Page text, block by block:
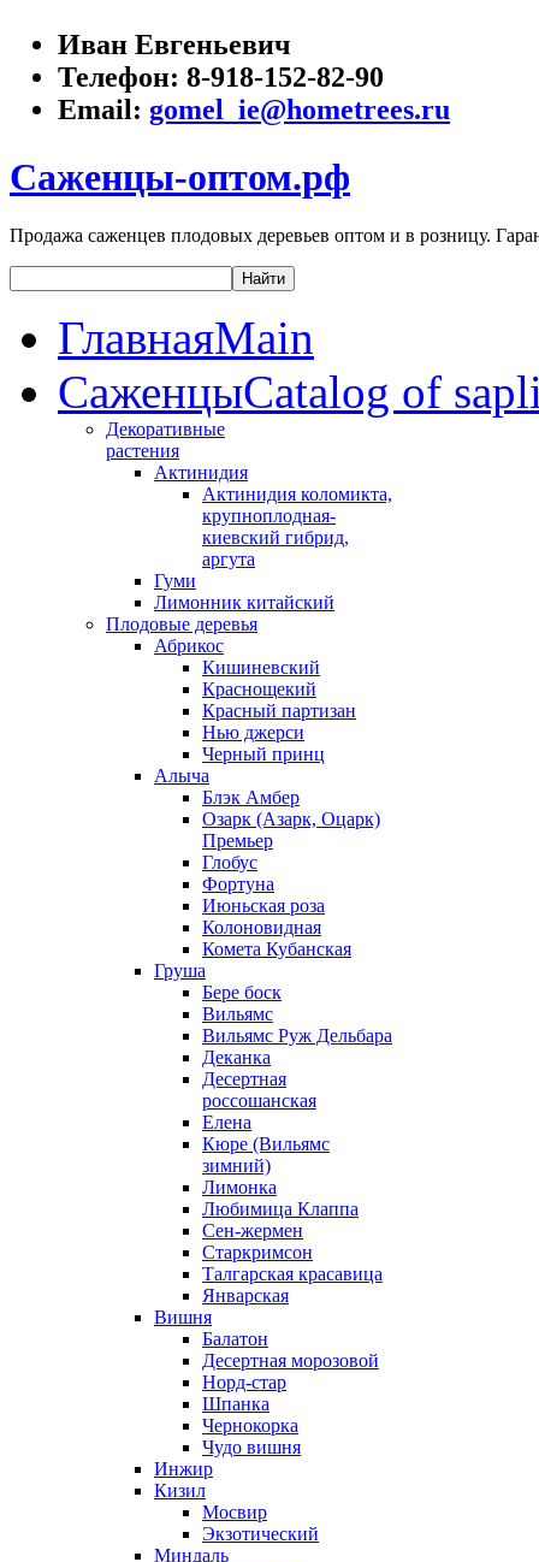
Иван Евгеньевич
Телефон: 8-918-152-82-90
Email: gomel_ie@hometrees.ru
Саженцы-оптом.рф
Продажа саженцев плодовых деревьев оптом и в розницу.
ГлавнаяMain
СаженцыCatalog of
Декоративные
растения
Актинидия
Актинидия коломикта,
крупноплодная-
киевский гибрид,
аргута
Гуми
Лимонник китайский
Плодовые деревья
Абрикос
Кишиневский
Краснощекий
Красный партизан
Нью джерси
Черный принц
Алыча
Блэк Амбер
Озарк (Азарк, Оцарк)
Премьер
Глобус
Фортуна
Июньская роза
Колоновидная
Комета Кубанская
Груша
Бере боск
Вильямс
Вильямс Руж Дельбара
Деканка
Десертная
россошанская
Елена
Кюре (Вильямс
зимний)
Лимонка
Любимица Клаппа
Сен-жермен
Старкримсон
Талгарская красавица
Январская
Вишня
Балатон
Десертная морозовой
Норд-стар
Шпанка
Чернокорка
Чудо вишня
Инжир
Кизил
Мосвир
Экзотический
Миндаль